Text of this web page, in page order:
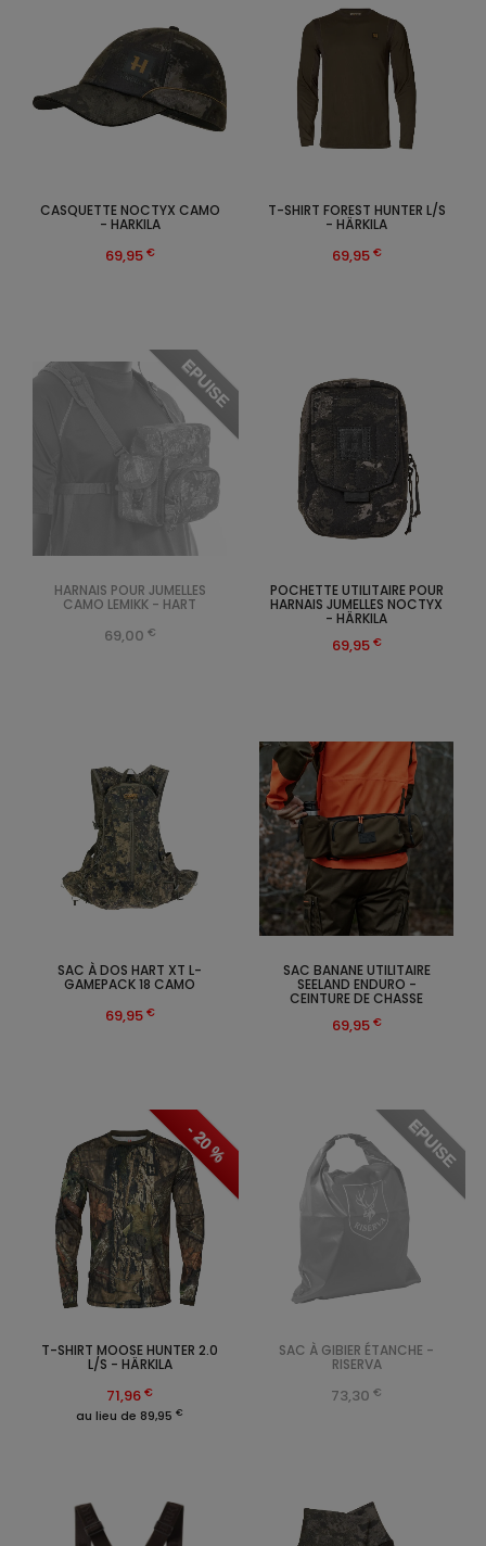
- 20 %
T-SHIRT MOOSE HUNTER 2.0
L/S - HÄRKILA
71,96 €
au lieu de 89,95 €
CASQUETTE NOCTYX CAMO
- HARKILA
69,95 €
EPUISE
SAC À GIBIER ÉTANCHE -
RISERVA
73,30 €
T-SHIRT FOREST HUNTER L/S
- HÄRKILA
69,95 €
EPUISE
HARNAIS POUR JUMELLES
CAMO LEMIKK - HART
69,00 €
POCHETTE UTILITAIRE POUR
HARNAIS JUMELLES NOCTYX
- HÄRKILA
69,95 €
SAC À DOS HART XT L-
GAMEPACK 18 CAMO
69,95 €
SAC BANANE UTILITAIRE
SEELAND ENDURO -
CEINTURE DE CHASSE
69,95 €